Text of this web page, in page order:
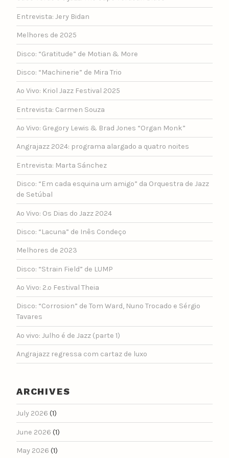
Entrevista: Jery Bidan
Melhores de 2025
Disco: “Gratitude” de Motian & More
Disco: “Machinerie” de Mira Trio
Ao Vivo: Kriol Jazz Festival 2025
Entrevista: Carmen Souza
Ao Vivo: Gregory Lewis & Brad Jones “Organ Monk”
Angrajazz 2024: programa alargado a quatro noites
Entrevista: Marta Sánchez
Disco: “Em cada esquina um amigo” da Orquestra de Jazz
de Setúbal
Ao Vivo: Os Dias do Jazz 2024
Disco: “Lacuna” de Inês Condeço
Melhores de 2023
Disco: “Strain Field” de LUMP
Ao Vivo: 2.º Festival Theia
Disco: “Corrosion” de Tom Ward, Nuno Trocado e Sérgio
Tavares
Ao vivo: Julho é de Jazz (parte 1)
Angrajazz regressa com cartaz de luxo
ARCHIVES
July 2026 (1)
June 2026 (1)
May 2026 (1)